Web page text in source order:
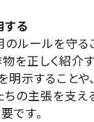
る
ルールを守る
を正しく紹介
明示することや
の主張を支え
です。